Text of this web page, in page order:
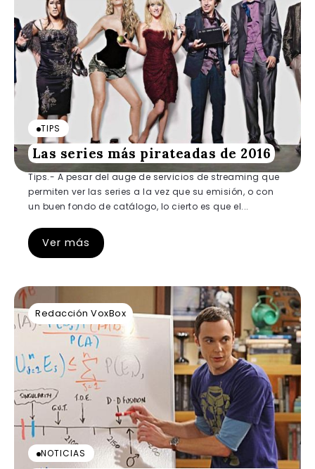
TIPS
Las series más pirateadas de 2016
Tips.- A pesar del auge de servicios de streaming que
permiten ver las series a la vez que su emisión, o con
un buen fondo de catálogo, lo cierto es que el...
Ver más
Redacción VoxBox
NOTICIAS